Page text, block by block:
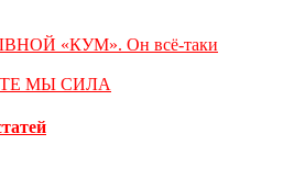
«КУМ». Он всё-таки
МЫ СИЛА